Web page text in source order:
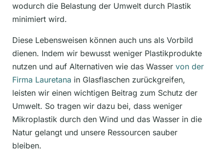
wodurch die Belastung der Umwelt durch Plastik
minimiert wird.
Diese Lebensweisen können auch uns als Vorbild
dienen. Indem wir bewusst weniger Plastikprodukte
nutzen und auf Alternativen wie das Wasser von der
Firma Lauretana in Glasflaschen zurückgreifen,
leisten wir einen wichtigen Beitrag zum Schutz der
Umwelt. So tragen wir dazu bei, dass weniger
Mikroplastik durch den Wind und das Wasser in die
Natur gelangt und unsere Ressourcen sauber
bleiben.